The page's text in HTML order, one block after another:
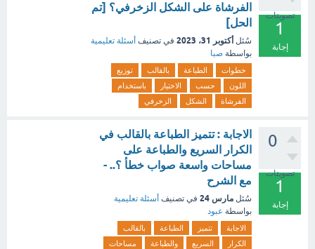
تصويتات
1
إجابة
الفرشاة على الشكل الزخرفي؟ [تم
الحل]
سُئل أكتوبر 31، 2023 في تصنيف أسئلة تعليمية
بواسطة صبا
خطوات الطباعة بالقالب
توزيع
اللون
حسب الاختيار
باستخدام
الفرشاة
الشكل الزخرفي
0
تصويتات
1
إجابة
الاجابة : تتميز الطباعة بالقالب في
الكرار السريع والطباعة على
مساحات واسعة صواب خطأ ؟.. -
مع الشرح
سُئل مارس 24 في تصنيف أسئلة تعليمية
بواسطة عبود
الاجابة تتميز الطباعة
بالقالب
الكرار
السريع والطباعة
مساحات